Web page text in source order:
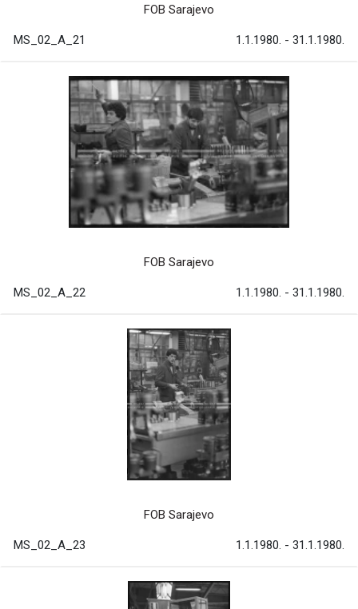
FOB Sarajevo
MS_02_A_21 1.1.1980. - 31.1.1980.
FOB Sarajevo
MS_02_A_22 1.1.1980. - 31.1.1980.
FOB Sarajevo
MS_02_A_23 1.1.1980. - 31.1.1980.